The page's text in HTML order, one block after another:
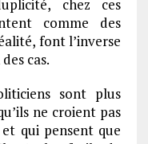
chez ces
comme des
font l’inverse
cas.
sont plus
ne croient pas
qui pensent que